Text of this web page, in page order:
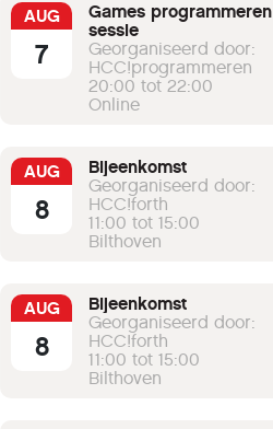
AUG
7
Games programmeren
sessie
Georganiseerd door:
HCC!programmeren
20:00 tot 22:00
Online
AUG
8
Bijeenkomst
Georganiseerd door:
HCC!forth
11:00 tot 15:00
Bilthoven
AUG
8
Bijeenkomst
Georganiseerd door:
HCC!forth
11:00 tot 15:00
Bilthoven